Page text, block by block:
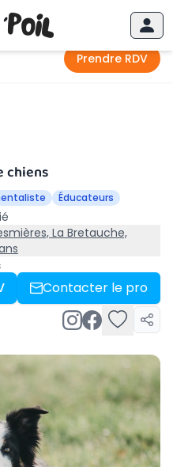
Prendre RDV
chiens
Éducateurs
La Bretauche,
Contacter le pro